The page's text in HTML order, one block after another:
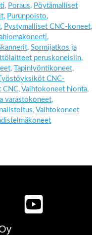
, Poraus, Pöytämalliset
, Purunpoisto,
, Pystymalliset CNC-koneet,
,
, Sormijatkos ja
peruskoneisiin,
, Tapinlyöntikoneet,
Työstöyksiköt CNC-
CNC, Vaihtokoneet hionta,
varastokoneet,
, Vaihtokoneet